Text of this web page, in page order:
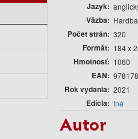
Jazyk
Väzba
Počet strán 320
Formát 184 x
Hmotnosť 1060
EAN
Rok vydania 2021
Edícia Iné
Autor